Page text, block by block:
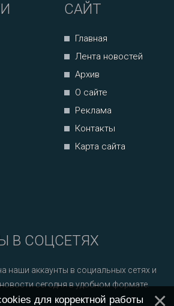
САЙТ
Главная
Лента новостей
Архив
О сайте
Реклама
Контакты
Карта сайта
В СОЦСЕТЯХ
наши аккаунты в социальных сетях и
сегодня в удобном формате.
для корректной работы